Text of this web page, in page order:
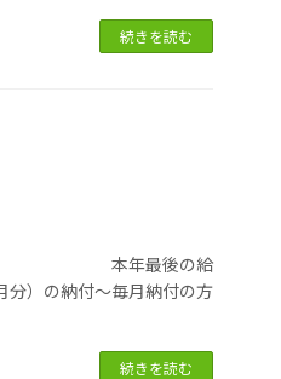
続きを読む
本年最後の給
分）の納付～毎月納付の方
続きを読む